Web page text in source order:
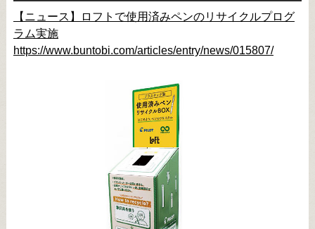
【ニュース】ロフトで使用済みペンのリサイクルプログ
ラム実施
https://www.buntobi.com/articles/entry/news/015807/